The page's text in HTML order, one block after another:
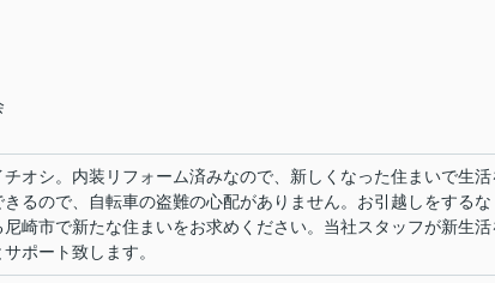
チオシ。内装リフォーム済みなので、新しくなった住まいで生活
るので、自転車の盗難の心配がありません。お引越しをするな
崎市で新たな住まいをお求めください。当社スタッフが新生活
ポート致します。